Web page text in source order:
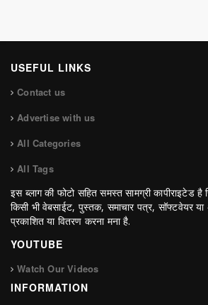
USEFUL LINKS
Contact us
Advertise with us
All Categories
All Tags
इस ब्लाग की फोटो सहित समस्त सामग्री कापीराइटेड
किसी भी वेबसाईट, पुस्तक, समाचार पत्र, सॉफ्टवेयर या
प्रकाशित या वितरण करना मना है.
YOUTUBE
Watch Our Videos
INFORMATION